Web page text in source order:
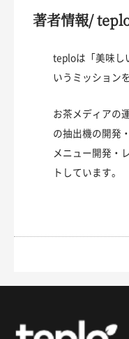
著者情報/
teploは「美味し
いうミッション
お茶メディアの
の抽出機の開発
メニュー開発・
トしています。